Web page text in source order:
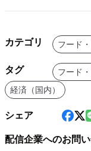
カテゴリ フード
タグ フード
経済（国内）
シェア
配信企業へのお問